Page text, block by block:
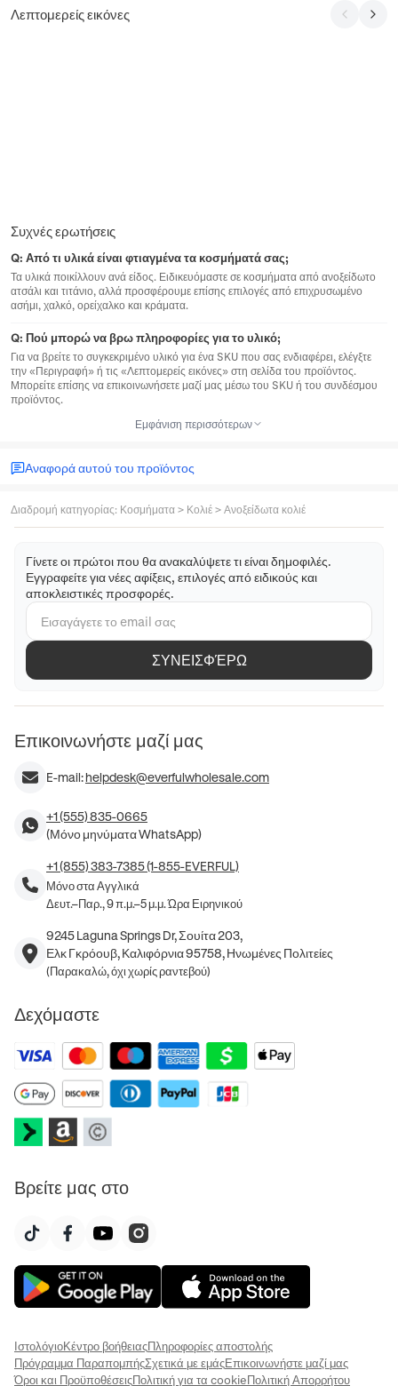
Λεπτομερείς εικόνες
Συχνές ερωτήσεις
Q: Από τι υλικά είναι φτιαγμένα τα κοσμήματά σας;
Τα υλικά ποικίλλουν ανά είδος. Ειδικευόμαστε σε κοσμήματα από ανοξείδωτο
ατσάλι και τιτάνιο, αλλά προσφέρουμε επίσης επιλογές από επιχρυσωμένο
ασήμι, χαλκό, ορείχαλκο και κράματα.
Q: Πού μπορώ να βρω πληροφορίες για το υλικό;
Για να βρείτε το συγκεκριμένο υλικό για ένα SKU που σας ενδιαφέρει, ελέγξτε
την «Περιγραφή» ή τις «Λεπτομερείς εικόνες» στη σελίδα του προϊόντος.
Μπορείτε επίσης να επικοινωνήσετε μαζί μας μέσω του SKU ή του συνδέσμου
προϊόντος.
Εμφάνιση περισσότερων
Αναφορά αυτού του προϊόντος
Διαδρομή κατηγορίας: Κοσμήματα > Κολιέ > Ανοξείδωτα κολιέ
Γίνετε οι πρώτοι που θα ανακαλύψετε τι είναι δημοφιλές.
Εγγραφείτε για νέες αφίξεις, επιλογές από ειδικούς και
αποκλειστικές προσφορές.
ΣΥΝΕΙΣΦΈΡΩ
Επικοινωνήστε μαζί μας
E-mail:helpdesk@everfulwholesale.com
+1 (555) 835-0665
(Μόνο μηνύματα WhatsApp)
+1 (855) 383-7385 (1-855-EVERFUL)
Μόνο στα Αγγλικά
Δευτ.–Παρ., 9 π.μ.–5 μ.μ. Ώρα Ειρηνικού
9245 Laguna Springs Dr, Σουίτα 203,
Ελκ Γκρόουβ, Καλιφόρνια 95758, Ηνωμένες Πολιτείες
(Παρακαλώ, όχι χωρίς ραντεβού)
Δεχόμαστε
Βρείτε μας στο
ΙστολόγιοΚέντρο βοήθειαςΠληροφορίες αποστολής
Πρόγραμμα ΠαραπομπήςΣχετικά με εμάςΕπικοινωνήστε μαζί μας
Όροι και ΠροϋποθέσειςΠολιτική για τα cookieΠολιτική Απορρήτου